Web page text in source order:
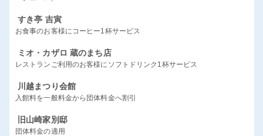
すき亭 吉寅
お食事のお客様にコーヒー1杯サービス
ミオ・カザロ 蔵のまち店
レストランご利用のお客様にソフトドリンク1杯サービス
川越まつり会館
入館料を一般料金から団体料金へ割引
旧山崎家別邸
団体料金の適用